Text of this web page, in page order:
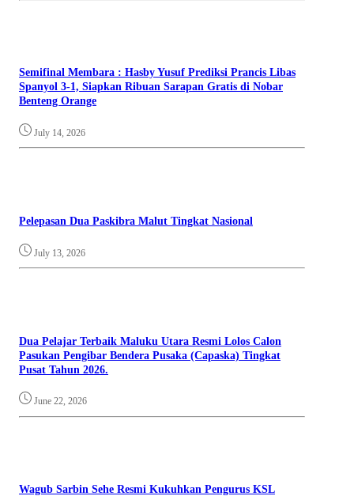
Semifinal Membara : Hasby Yusuf Prediksi Prancis Libas
Spanyol 3-1, Siapkan Ribuan Sarapan Gratis di Nobar
Benteng Orange
July 14, 2026
Pelepasan Dua Paskibra Malut Tingkat Nasional
July 13, 2026
Dua Pelajar Terbaik Maluku Utara Resmi Lolos Calon
Pasukan Pengibar Bendera Pusaka (Capaska) Tingkat
Pusat Tahun 2026.
June 22, 2026
Wagub Sarbin Sehe Resmi Kukuhkan Pengurus KSL